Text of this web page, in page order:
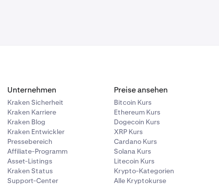
Unternehmen
Kraken Sicherheit
Kraken Karriere
Kraken Blog
Kraken Entwickler
Pressebereich
Affiliate-Programm
Asset-Listings
Kraken Status
Support-Center
Preise ansehen
Bitcoin Kurs
Ethereum Kurs
Dogecoin Kurs
XRP Kurs
Cardano Kurs
Solana Kurs
Litecoin Kurs
Krypto-Kategorien
Alle Kryptokurse